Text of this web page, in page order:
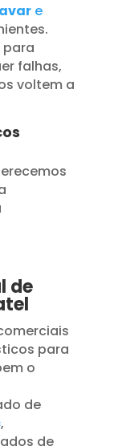
e
para
falhas,
voltem a
de
para
o
de
,
de